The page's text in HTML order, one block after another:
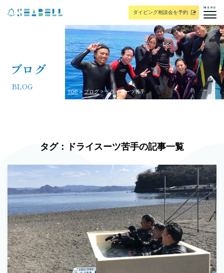
ダイビング相談会を予約
MENU
ブログ
BLOG TOP ブログ ドライスーツ苦手
タグ：ドライスーツ苦手の記事一覧